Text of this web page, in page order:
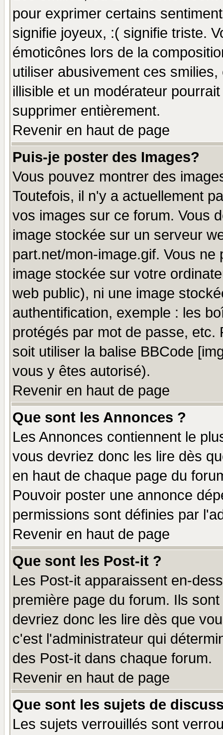
pour exprimer certains
signifie joyeux, :( signifie triste.
émoticônes lors de la
utiliser abusivement ces
illisible et un modérateur
supprimer entièrement.
Revenir en haut de page
Puis-je poster des Images?
Vous pouvez montrer des
Toutefois, il n'y a actuellement
vos images sur ce forum. Vous
image stockée sur un serveur
part.net/mon-image.gif. Vous
image stockée sur votre
web public), ni une image
authentification, exemple : les
protégés par mot de passe,
soit utiliser la balise BBCode
vous y êtes autorisé).
Revenir en haut de page
Que sont les Annonces ?
Les Annonces contiennent le
vous devriez donc les lire dès
en haut de chaque page du
Pouvoir poster une annonce
permissions sont définies par
Revenir en haut de page
Que sont les Post-it ?
Les Post-it apparaissent en-
première page du forum. Ils
devriez donc les lire dès que
c'est l'administrateur qui
des Post-it dans chaque forum.
Revenir en haut de page
Que sont les sujets de
Les sujets verrouillés sont